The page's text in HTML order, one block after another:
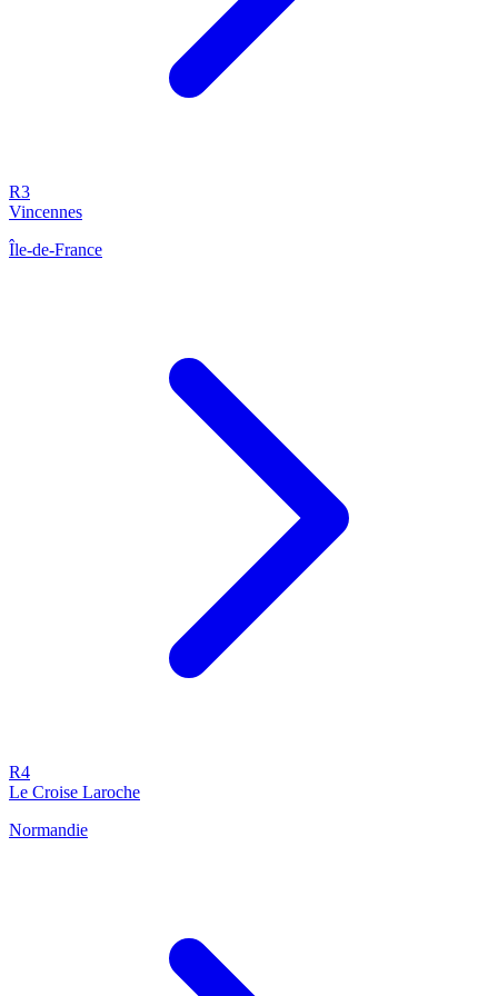
R3
Vincennes
Île-de-France
R4
Le Croise Laroche
Normandie